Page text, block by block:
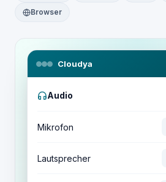
Browser
Cloudya
Audio
Mikrofon
Lautsprecher